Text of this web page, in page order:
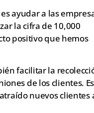
ayudar a las
la cifra de 10,000
positivo que hemos
facilitar la
de los clientes.
nuevos clientes